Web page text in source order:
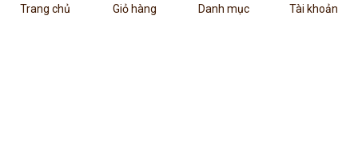
Trang chủ Giỏ hàng Danh mục Tài khoản